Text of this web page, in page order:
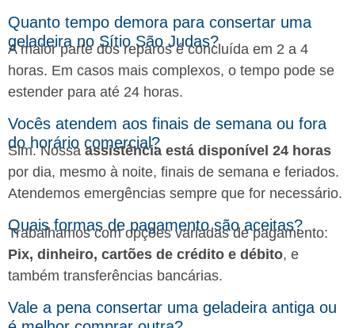
Quanto tempo demora para consertar uma
geladeira no Sítio São Judas?
A maior parte dos reparos é concluída em 2 a 4
horas. Em casos mais complexos, o tempo pode se
estender para até 24 horas.
Vocês atendem aos finais de semana ou fora
do horário comercial?
Sim. Nossa assistência está disponível 24 horas
por dia, mesmo à noite, finais de semana e feriados.
Atendemos emergências sempre que for necessário.
Quais formas de pagamento são aceitas?
Trabalhamos com opções variadas de pagamento:
Pix, dinheiro, cartões de crédito e débito, e
também transferências bancárias.
Vale a pena consertar uma geladeira antiga ou